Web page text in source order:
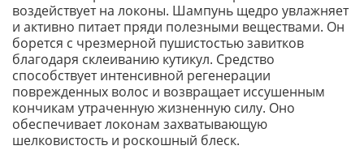
воздействует на локоны. Шампунь щедро увлажняет
и активно питает пряди полезными веществами. Он
борется с чрезмерной пушистостью завитков
благодаря склеиванию кутикул. Средство
способствует интенсивной регенерации
поврежденных волос и возвращает иссушенным
кончикам утраченную жизненную силу. Оно
обеспечивает локонам захватывающую
шелковистость и роскошный блеск.